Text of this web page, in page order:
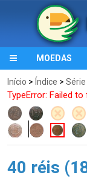
MOEDAS
Início > Índice > Série
TypeError: Failed to
40 réis